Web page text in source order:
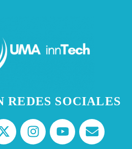
REDES SOCIALES